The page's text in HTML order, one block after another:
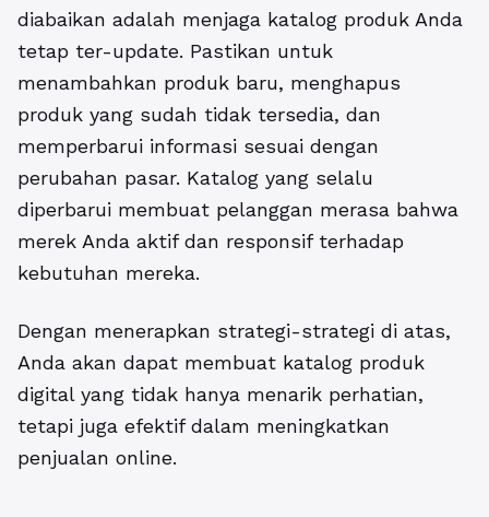
diabaikan adalah menjaga katalog produk Anda
tetap ter-update. Pastikan untuk
menambahkan produk baru, menghapus
produk yang sudah tidak tersedia, dan
memperbarui informasi sesuai dengan
perubahan pasar. Katalog yang selalu
diperbarui membuat pelanggan merasa bahwa
merek Anda aktif dan responsif terhadap
kebutuhan mereka.
Dengan menerapkan strategi-strategi di atas,
Anda akan dapat membuat katalog produk
digital yang tidak hanya menarik perhatian,
tetapi juga efektif dalam meningkatkan
penjualan online.